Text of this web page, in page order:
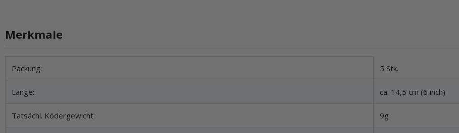
Merkmale
Produkteigenschaft
Wert
Packung: 5 Stk.
Länge: ca. 14,5 cm (6 inch)
Tatsächl. Ködergewicht: 9g